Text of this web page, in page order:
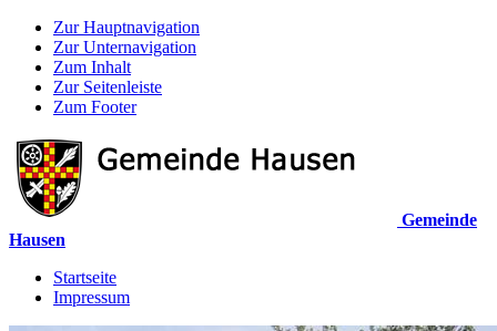
Zur Hauptnavigation
Zur Unternavigation
Zum Inhalt
Zur Seitenleiste
Zum Footer
Gemeinde
Hausen
Startseite
Impressum